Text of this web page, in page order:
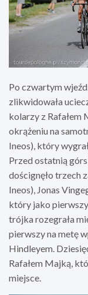
Po czwartym
zlikwidowała
kolarzy z Rafałem
okrążeniu na
Ineos), który
Przed ostatnią
doścignęło trzech
Ineos), Jonas
który jako pierwszy
trójka rozegrała
pierwszy na metę
Hindleyem.
Rafałem Majką,
miejsce.